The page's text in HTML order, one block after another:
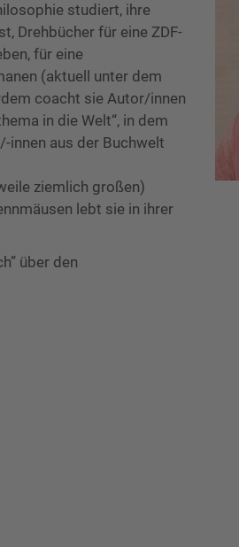
studiert, ihre
Drehbücher für eine ZDF-
für eine
(aktuell unter dem
coacht sie Autor/innen
in die Welt“, in dem
innen aus der Buchwelt
ziemlich großen)
lebt sie in ihrer
über den